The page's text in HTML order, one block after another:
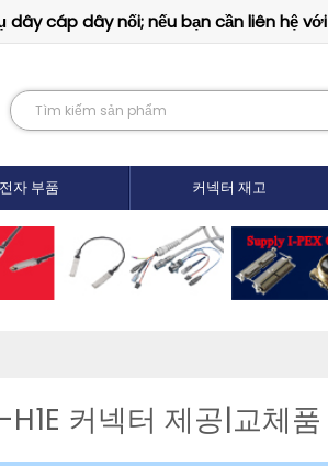
cáp dây nối; nếu bạn cần liên hệ
전자 부품 커넥터 재고
커넥터 제공|교체품